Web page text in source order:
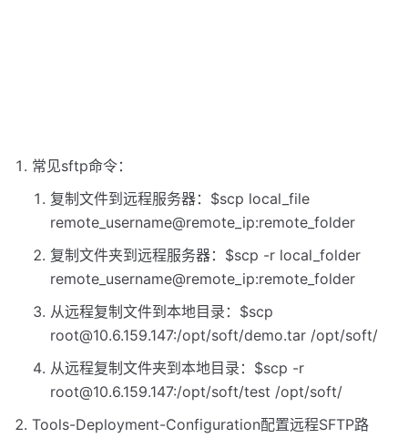
常见sftp命令：
复制文件到远程服务器：$scp local_file
remote_username@remote_ip:remote_folder
复制文件夹到远程服务器：$scp -r local_folder
remote_username@remote_ip:remote_folder
从远程复制文件到本地目录：$scp
root@10.6.159.147:/opt/soft/demo.tar /opt/soft/
从远程复制文件夹到本地目录：$scp -r
root@10.6.159.147:/opt/soft/test /opt/soft/
Tools-Deployment-Configuration配置远程SFTP路